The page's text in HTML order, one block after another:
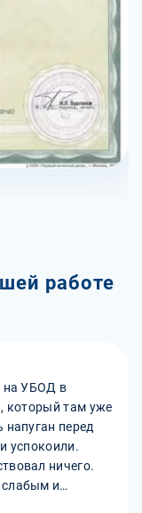
работе
на УБОД в
который там уже
перед
успокоили.
ничего.
слабым и